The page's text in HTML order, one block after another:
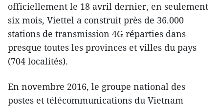
officiellement le 18 avril dernier, en seulement
six mois, Viettel a construit près de 36.000
stations de transmission 4G réparties dans
presque toutes les provinces et villes du pays
(704 localités).
En novembre 2016, le groupe national des
postes et télécommunications du Vietnam